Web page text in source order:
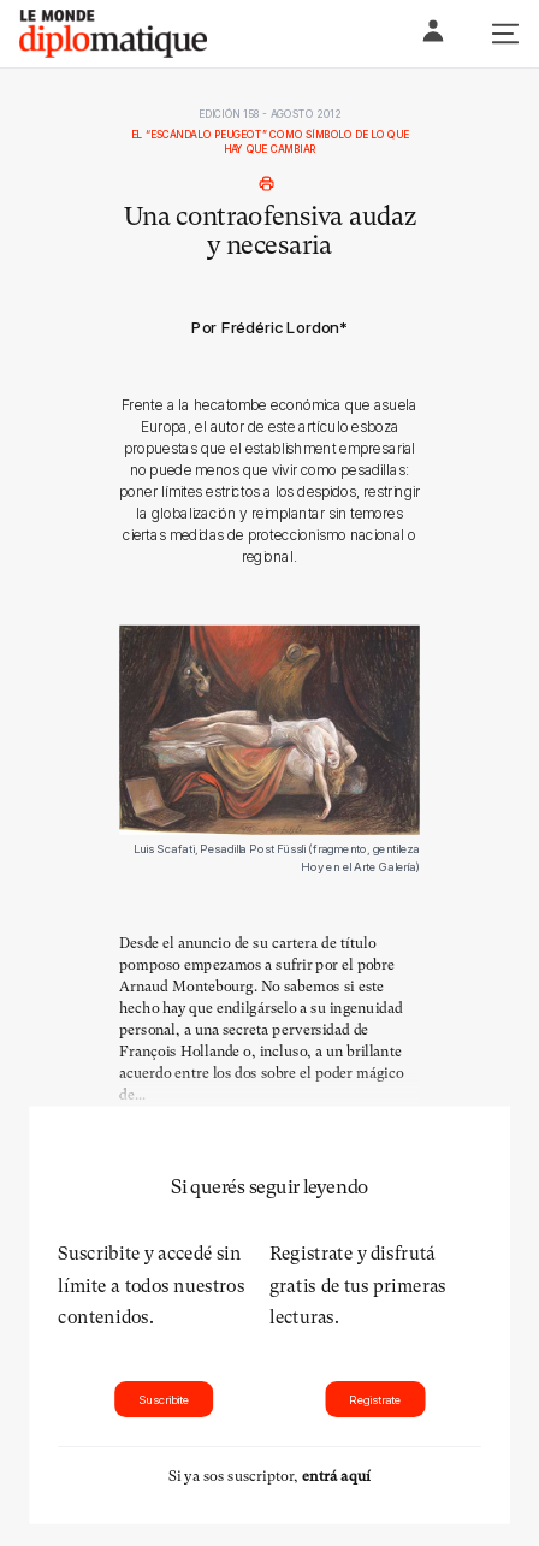
Skip
content
Le monde diplomatique
EDICIÓN 158 - AGOSTO 2012
EL “ESCÁNDALO PEUGEOT” COMO SÍMBOLO DE LO QUE
HAY QUE CAMBIAR
Una contraofensiva audaz
y necesaria
Por Frédéric Lordon*
Frente a la hecatombe económica que asuela
Europa, el autor de este artículo esboza
propuestas que el establishment empresarial
no puede menos que vivir como pesadillas:
poner límites estrictos a los despidos, restringir
la globalización y reimplantar sin temores
ciertas medidas de proteccionismo nacional o
regional.
Luis Scafati, Pesadilla Post Füssli (fragmento, gentileza
Hoy en el Arte Galería)
Desde el anuncio de su cartera de título
pomposo empezamos a sufrir por el pobre
Arnaud Montebourg. No sabemos si este
hecho hay que endilgárselo a su ingenuidad
personal, a una secreta perversidad de
François Hollande o, incluso, a un brillante
acuerdo entre los dos sobre el poder mágico
de...
Si querés seguir leyendo
Suscribite y accedé sin
límite a todos nuestros
contenidos.
Suscribite
Registrate y disfrutá
gratis de tus primeras
lecturas.
Registrate
Si ya sos suscriptor, entrá aquí